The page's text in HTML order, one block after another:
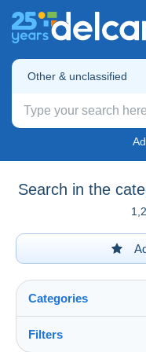
Other & unclassified
Search in the
Categories
Filters